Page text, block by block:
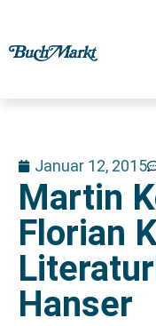
Januar 12, 2015
Martin
Florian
Hanser